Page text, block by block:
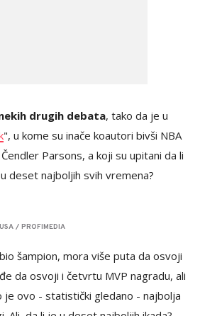
drugih debata, tako da je u
", u kome su inače koautori bivši NBA
Parsons, a koji su upitani da li
deset najboljih svih vremena?